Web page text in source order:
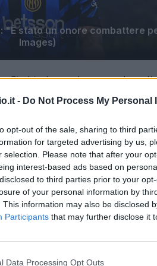
- Do Not Process My Personal
opt-out of the sale, sharing to third
for targeted advertising by us,
selection. Please note that after your
interest-based ads based on
to third parties prior to your
of your personal information by
This information may also be disclosed
Participants that may further disclose it
Data Processing Opt Outs
stato un onore combattere
Images)
. Si chiude per la seconda
che ha salutato i tifosi
proprio profilo Instagram.
Instagram: